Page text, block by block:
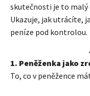
skutečnosti je to malý
Ukazuje, jak utrácíte,
peníze pod kontrolou.
1. Peněženka jako
To, co v peněžence